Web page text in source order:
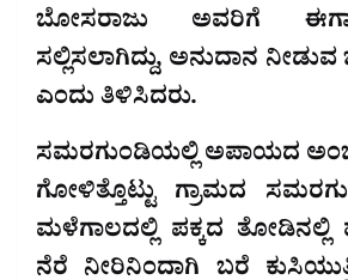
ಬೋಸರಾಜು ಅವರಿಗೆ
ಸಲ್ಲಿಸಲಾಗಿದ್ದು, ಅನುದಾನ
ಎಂದು ತಿಳಿಸಿದರು.
ಸಮರಗುಂಡಿಯಲ್ಲಿ ಅಪಾಯದ
ಗೋಳಿತ್ತೊಟ್ಟು ಗ್ರಾಮದ
ಮಳೆಗಾಲದಲ್ಲಿ ಪಕ್ಕದ
ನೆರೆ ನೀರಿನಿಂದಾಗಿ ಬರೆ